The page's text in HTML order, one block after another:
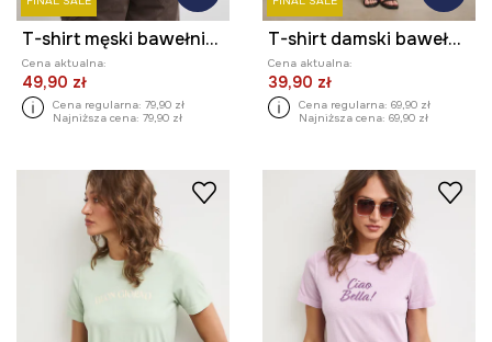
T-shirt męski bawełniany z nadrukiem
Cena aktualna:
49,90 zł
Cena regularna: 79,90 zł
Najniższa cena: 79,90 zł
T-shirt damski bawełniany z nadrukiem
Cena aktualna:
39,90 zł
Cena regularna: 69,90 zł
Najniższa cena: 69,90 zł